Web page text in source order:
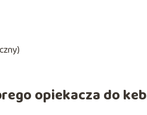
opiekacza do